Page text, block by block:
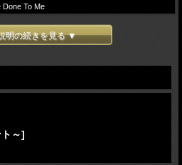
Done To Me
Me A Dime) 03. Lido Shuffle 04. What Can I
guitar
明の続きを見る ▼
～]